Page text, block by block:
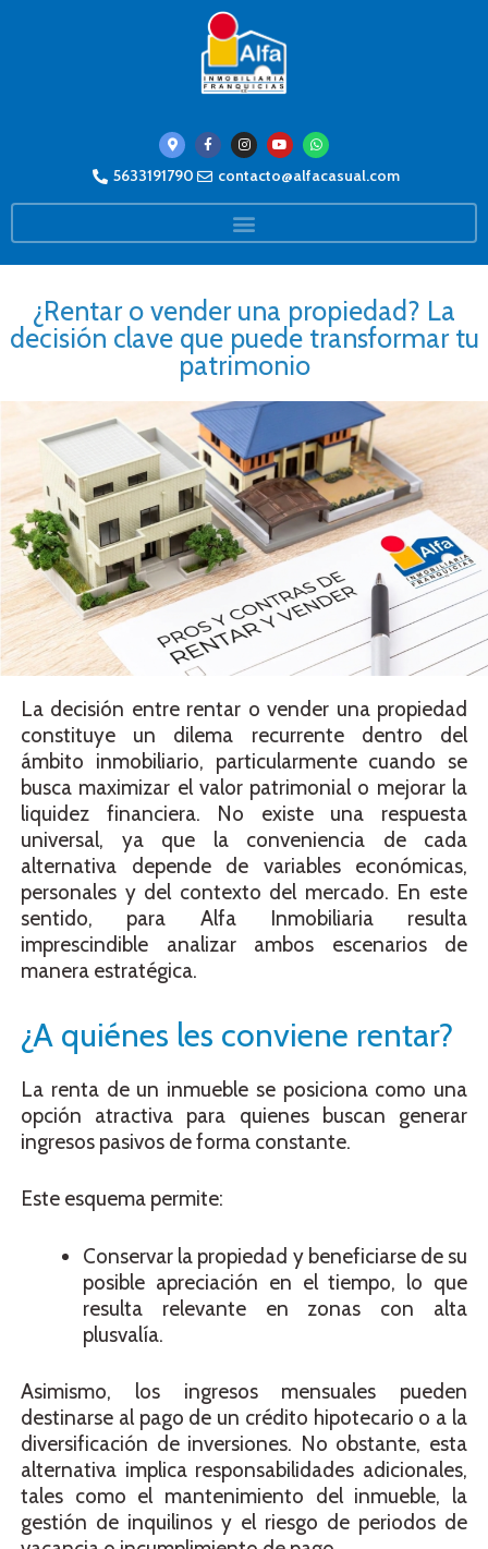
5633191790 contacto@alfacasual.com
¿Rentar o vender una propiedad? La
decisión clave que puede transformar tu
patrimonio
La decisión entre rentar o vender una propiedad
constituye un dilema recurrente dentro del
ámbito inmobiliario, particularmente cuando se
busca maximizar el valor patrimonial o mejorar la
liquidez financiera. No existe una respuesta
universal, ya que la conveniencia de cada
alternativa depende de variables económicas,
personales y del contexto del mercado. En este
sentido, para Alfa Inmobiliaria resulta
imprescindible analizar ambos escenarios de
manera estratégica.
¿A quiénes les conviene rentar?
La renta de un inmueble se posiciona como una
opción atractiva para quienes buscan generar
ingresos pasivos de forma constante.
Este esquema permite:
Conservar la propiedad y beneficiarse de su
posible apreciación en el tiempo, lo que
resulta relevante en zonas con alta
plusvalía.
Asimismo, los ingresos mensuales pueden
destinarse al pago de un crédito hipotecario o a la
diversificación de inversiones. No obstante, esta
alternativa implica responsabilidades adicionales,
tales como el mantenimiento del inmueble, la
gestión de inquilinos y el riesgo de periodos de